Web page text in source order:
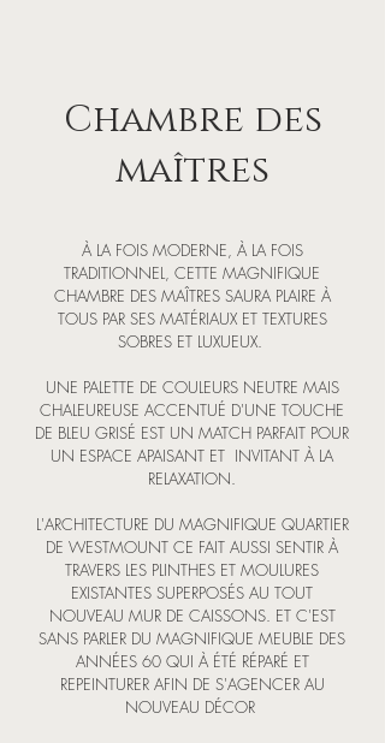
Chambre des
maîtres
À LA FOIS MODERNE, À LA FOIS
TRADITIONNEL, CETTE MAGNIFIQUE
CHAMBRE DES MAÎTRES SAURA PLAIRE À
TOUS PAR SES MATÉRIAUX ET TEXTURES
SOBRES ET LUXUEUX.
UNE PALETTE DE COULEURS NEUTRE MAIS
CHALEUREUSE ACCENTUÉ D'UNE TOUCHE
DE BLEU GRISÉ EST UN MATCH PARFAIT POUR
UN ESPACE APAISANT ET INVITANT À LA
RELAXATION.
L'ARCHITECTURE DU MAGNIFIQUE QUARTIER
DE WESTMOUNT CE FAIT AUSSI SENTIR À
TRAVERS LES PLINTHES ET MOULURES
EXISTANTES SUPERPOSÉS AU TOUT
NOUVEAU MUR DE CAISSONS. ET C'EST
SANS PARLER DU MAGNIFIQUE MEUBLE DES
ANNÉES 60 QUI À ÉTÉ RÉPARÉ ET
REPEINTURER AFIN DE S'AGENCER AU
NOUVEAU DÉCOR